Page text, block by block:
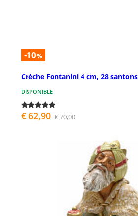
-10%
Crèche Fontanini 4 cm, 28 santons
DISPONIBLE
€ 62,90 € 70,00